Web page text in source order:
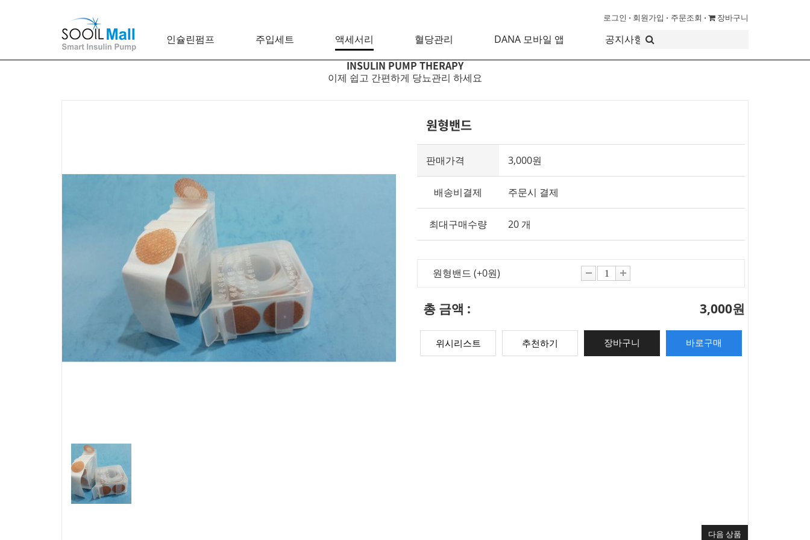
인슐린펌프 주입세트 액세서리 혈당관리 DANA 모바일 앱 공지사항
로그인 회원가입 주문조회 장바구니
INSULIN PUMP THERAPY
이제 쉽고 간편하게 당뇨관리 하세요
원형밴드
판매가격 3,000원
배송비결제 주문시 결제
최대구매수량 20 개
원형밴드 (+0원)
감소
총 금액 : 3,000원
위시리스트 추천하기
다음 상품